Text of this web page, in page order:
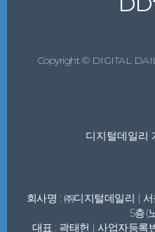
Copyright © DIGITAL
디지털데일리
회사명 : ㈜디지털데일리 |
5층(
대표 : 곽태헌 | 사업자등록